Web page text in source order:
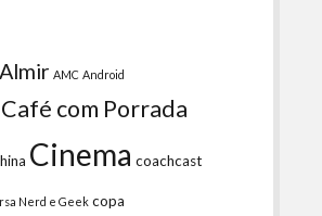
Almir AMC Android
Café com Porrada
Cinema coachcast
Nerd e Geek copa